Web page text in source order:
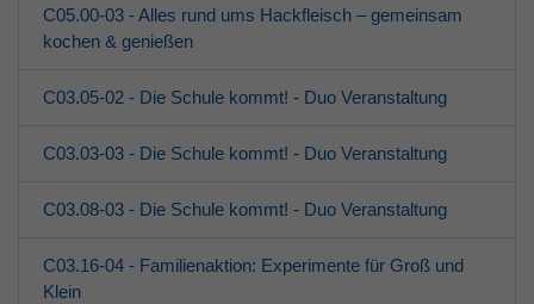
C05.00-03 - Alles rund ums Hackfleisch – gemeinsam
kochen & genießen
C03.05-02 - Die Schule kommt! - Duo Veranstaltung
C03.03-03 - Die Schule kommt! - Duo Veranstaltung
C03.08-03 - Die Schule kommt! - Duo Veranstaltung
C03.16-04 - Familienaktion: Experimente für Groß und
Klein